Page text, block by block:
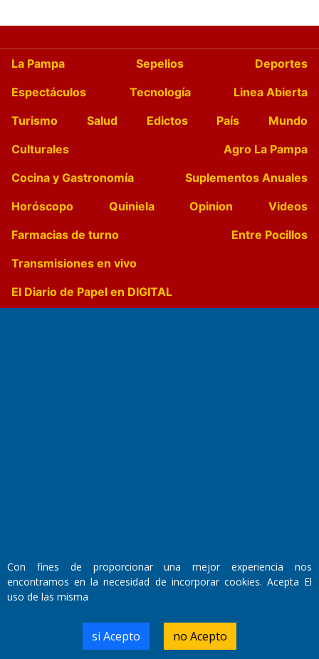
La Pampa Sepelios
Deportes
Espectáculos
Tecnología
Linea Abierta
Turismo
Salud Edictos País
Mundo
Culturales
Agro La Pampa
Cocina y Gastronomía
Suplementos Anuales
Horóscopo
Quiniela Opinion
Videos
Farmacias de turno
Entre Pocillos
Transmisiones en vivo
El Diario de Papel en DIGITAL
Director Periodístico:
Walter René Goñi
Domicilio Legal: José Ingenieros 855,
Santa Rosa, La Pampa.
Número de Registro DNDA:
Con fines de proporcionar una mejor experiencia nos
encontramos en la necesidad de incorporar cookies. Acepta El
uso de las misma
si Acepto no Acepto